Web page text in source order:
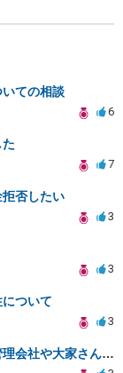
ての相談
6
7
否したい
3
3
ついて
3
賃貸更新契約書に納得がいきません、管理会社や大家さんに修正してもらうことは可能ですか？